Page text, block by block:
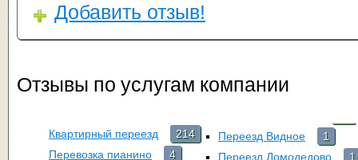
Добавить отзыв!
Отзывы по услугам компании
Квартирный переезд
214
Перевозка пианино
4
Переезд Видное
1
Переезд Домодедово
1